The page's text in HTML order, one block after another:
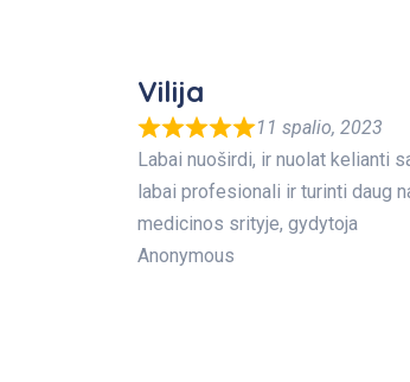
Vilija
11 spalio, 2023
Labai nuoširdi, ir nuolat kelianti
labai profesionali ir turinti daug
medicinos srityje, gydytoja
Anonymous